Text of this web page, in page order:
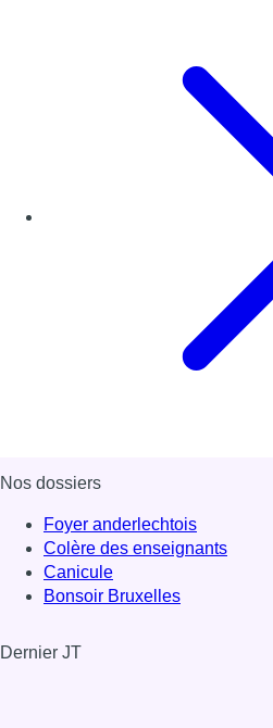
Nos dossiers
Foyer anderlechtois
Colère des enseignants
Canicule
Bonsoir Bruxelles
Dernier JT